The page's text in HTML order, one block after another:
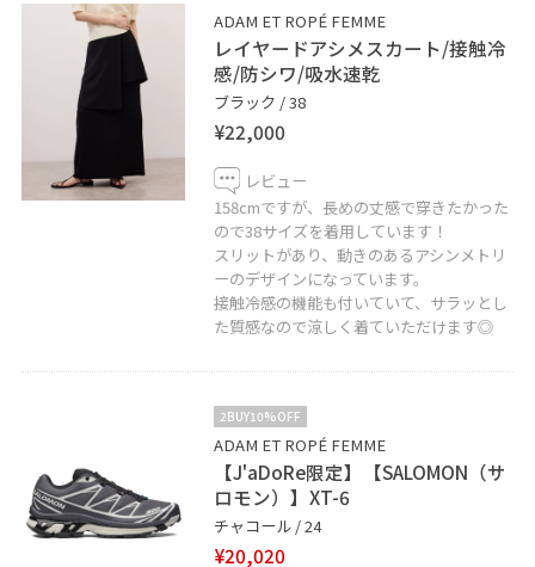
京都店 営業時間 11:00〜20:00
藤井大丸オンラインショップにも一部掲載しておりま
す！femmeアイテムは こちらからご覧いただけます。
☆お知らせ☆
新しいJUNのアプリにはお気に入りのショップ、スタッ
フ、スタイリングを♡をタップして保存していただけま
《お気に入り》からすぐにご覧いただけますのでとても
便利！是非ご活用下さい♪
店頭にて新規入会も受付中です。
是非ご利用くださいませ。
京都店でInstagramを始めました！！
是非フォローをお願い致します！
ADAM ET ROPÉ FEMME
レイヤードアシメスカート/接触冷
感/防シワ/吸水速乾
ブラック / 38
¥22,000
レビュー
158cmですが、長めの丈感で穿きたかった
ので38サイズを着用しています！
スリットがあり、動きのあるアシンメトリ
ーのデザインになっています。
接触冷感の機能も付いていて、サラッとし
た質感なので涼しく着ていただけます◎
2BUY10%OFF
ADAM ET ROPÉ FEMME
【J'aDoRe限定】【SALOMON（サ
ロモン）】XT-6
チャコール / 24
¥20,020